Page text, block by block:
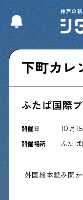
Select Language
下町
下町カレ
ふたば国際
開催日 10月
開催場所 ふた
外国絵本読み聞